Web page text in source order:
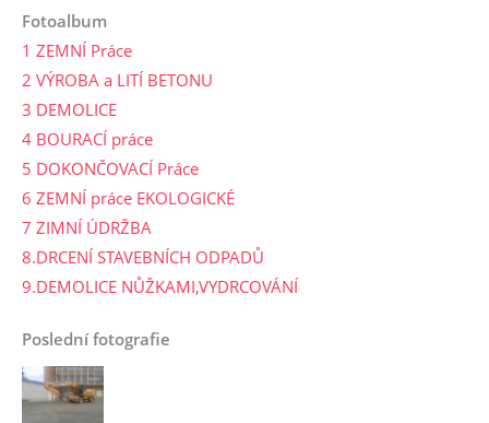
Fotoalbum
1 ZEMNÍ Práce
2 VÝROBA a LITÍ BETONU
3 DEMOLICE
4 BOURACÍ práce
5 DOKONČOVACÍ Práce
6 ZEMNÍ práce EKOLOGICKÉ
7 ZIMNÍ ÚDRŽBA
8.DRCENÍ STAVEBNÍCH ODPADŮ
9.DEMOLICE NŮŽKAMI,VYDRCOVÁNÍ
Poslední fotografie